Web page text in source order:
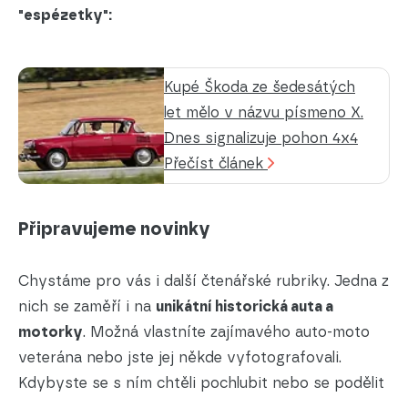
"espézetky":
Kupé Škoda ze šedesátých
let mělo v názvu písmeno X.
Dnes signalizuje pohon 4x4
Přečíst článek
Připravujeme novinky
Chystáme pro vás i další čtenářské rubriky. Jedna z
nich se zaměří i na unikátní historická auta a
motorky. Možná vlastníte zajímavého auto-moto
veterána nebo jste jej někde vyfotografovali.
Kdybyste se s ním chtěli pochlubit nebo se podělit